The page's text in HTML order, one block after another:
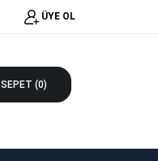
ÜYE OL
SEPET (0)